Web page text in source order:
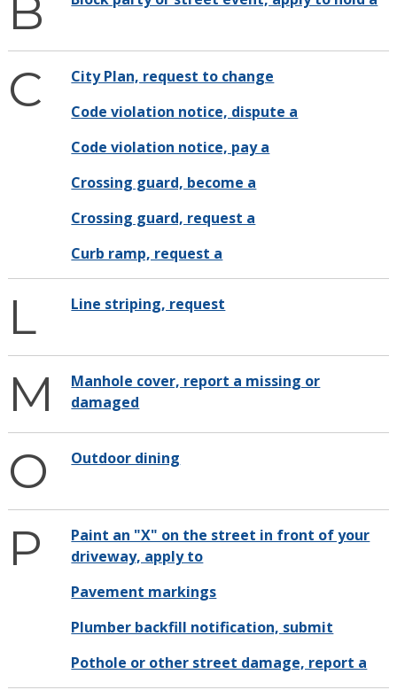
B
C
City Plan, request to change
Code violation notice, dispute a
Code violation notice, pay a
Crossing guard, become a
Crossing guard, request a
Curb ramp, request a
L Line striping, request
M
Manhole cover, report a missing or
damaged
O Outdoor dining
P
Paint an "X" on the street in front of your
driveway, apply to
Pavement markings
Plumber backfill notification, submit
Pothole or other street damage, report a